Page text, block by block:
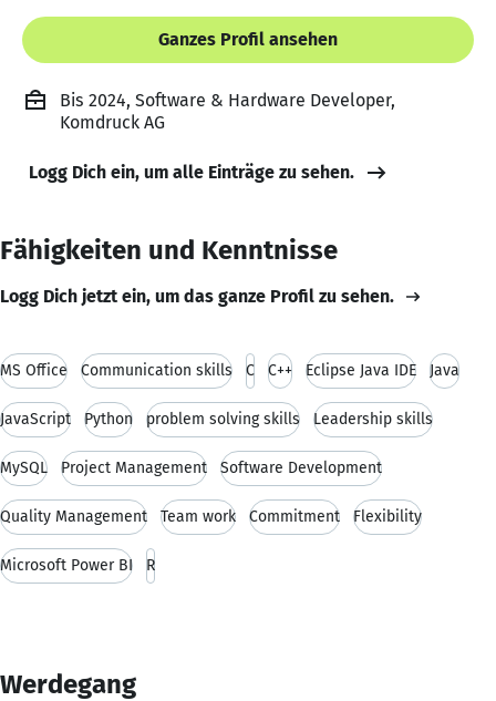
Ganzes Profil ansehen
Bis 2024, Software & Hardware Developer,
Komdruck AG
Logg Dich ein, um alle Einträge zu sehen.
Fähigkeiten und Kenntnisse
Logg Dich jetzt ein, um das ganze Profil zu sehen.
MS Office Communication skills C C++ Eclipse Java IDE Java
JavaScript Python problem solving skills Leadership skills
MySQL Project Management Software Development
Quality Management Team work Commitment Flexibility
Microsoft Power BI R
Werdegang